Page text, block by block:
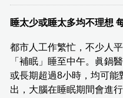
睡太少或睡太多均不理想
都市人工作繁忙，不少人
「補眠」睡至中午。眞鍋
或長期超過8小時，均可能
出，大腦在睡眠期間會進